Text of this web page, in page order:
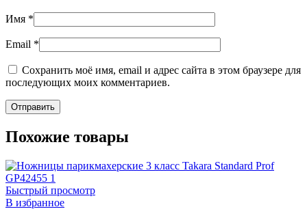
Имя *
Email *
Сохранить моё имя, email и адрес сайта в этом браузере для
последующих моих комментариев.
Похожие товары
Быстрый просмотр
В избранное